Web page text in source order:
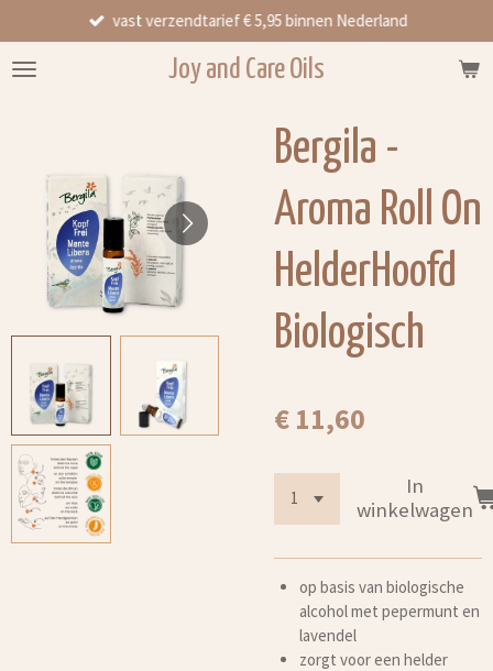
direct
naar
Joy and Care Oils
vast verzendtarief € 5,95 binnen Nederland
Bergila -
Aroma Roll On
HelderHoofd
Biologisch
€ 11,60
In
winkelwagen
op basis van biologische
alcohol met pepermunt en
lavendel
zorgt voor een helder